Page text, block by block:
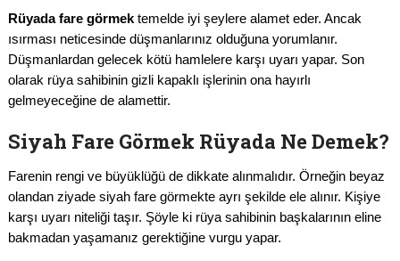
Rüyada fare görmek temelde iyi şeylere alamet eder. Ancak
ısırması neticesinde düşmanlarınız olduğuna yorumlanır.
Düşmanlardan gelecek kötü hamlelere karşı uyarı yapar. Son
olarak rüya sahibinin gizli kapaklı işlerinin ona hayırlı
gelmeyeceğine de alamettir.
Siyah Fare Görmek Rüyada Ne Demek?
Farenin rengi ve büyüklüğü de dikkate alınmalıdır. Örneğin beyaz
olandan ziyade siyah fare görmekte ayrı şekilde ele alınır. Kişiye
karşı uyarı niteliği taşır. Şöyle ki rüya sahibinin başkalarının eline
bakmadan yaşamanız gerektiğine vurgu yapar.